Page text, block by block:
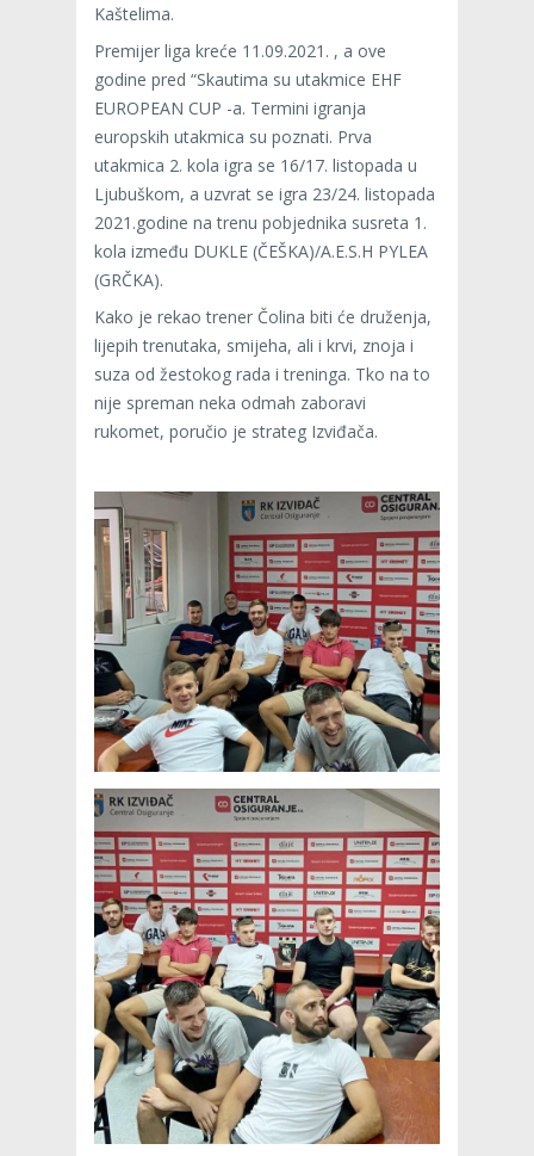
Kaštelima.
Premijer liga kreće 11.09.2021. , a ove
godine pred “Skautima su utakmice EHF
EUROPEAN CUP -a. Termini igranja
europskih utakmica su poznati. Prva
utakmica 2. kola igra se 16/17. listopada u
Ljubuškom, a uzvrat se igra 23/24. listopada
2021.godine na trenu pobjednika susreta 1.
kola između DUKLE (ČEŠKA)/A.E.S.H PYLEA
(GRČKA).
Kako je rekao trener Čolina biti će druženja,
lijepih trenutaka, smijeha, ali i krvi, znoja i
suza od žestokog rada i treninga. Tko na to
nije spreman neka odmah zaboravi
rukomet, poručio je strateg Izviđača.